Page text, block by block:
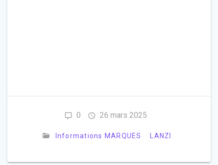
0 26 mars 2025
Informations MARQUES LANZI